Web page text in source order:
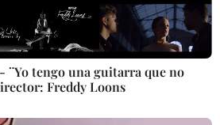
¨Yo tengo una guitarra que no
Freddy Loons